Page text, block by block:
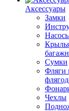
Аксессуары
Замки
Сумки
Фляги
Чехлы